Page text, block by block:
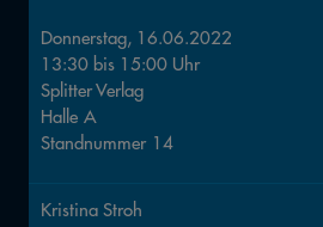
Donnerstag, 16.06.2022
13:30 bis 15:00 Uhr
Splitter Verlag
Halle A
Standnummer 14
Kristina Stroh